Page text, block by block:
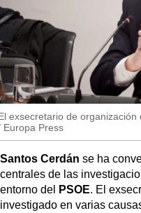
exsecretario de
Europa Press
Santos Cerdán se ha
centrales de las
entorno del
PSOE. El
investigado en varias